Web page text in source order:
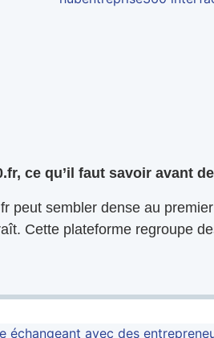
ce qu’il faut savoir avant
peut sembler dense au
Cette plateforme regroupe